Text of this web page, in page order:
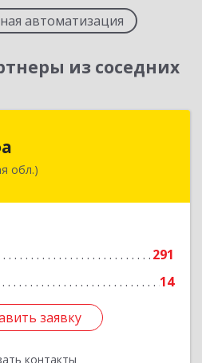
автоматизация
из соседних
обл.)
291
14
заявку
контакты
Благовещенск г, Зейская
заявку
Назад